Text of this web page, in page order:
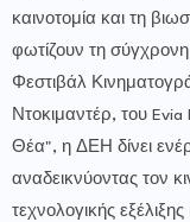
καινοτομία και τη
φωτίζουν τη σύγχρονη
Φεστιβάλ
Ντοκιμαντέρ, του
Θέα", η ΔΕΗ δίνει
αναδεικνύοντας τον
τεχνολογικής